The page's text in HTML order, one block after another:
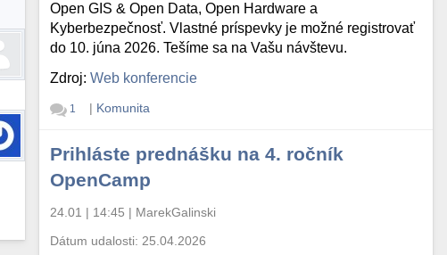
Open GIS & Open Data, Open Hardware a
Kyberbezpečnosť. Vlastné príspevky je možné registrovať
do 10. júna 2026. Tešíme sa na Vašu návštevu.
Zdroj:Web konferencie
1 | Komunita
Prihláste prednášku na 4. ročník
OpenCamp
24.01 | 14:45 | MarekGalinski
Dátum udalosti: 25.04.2026